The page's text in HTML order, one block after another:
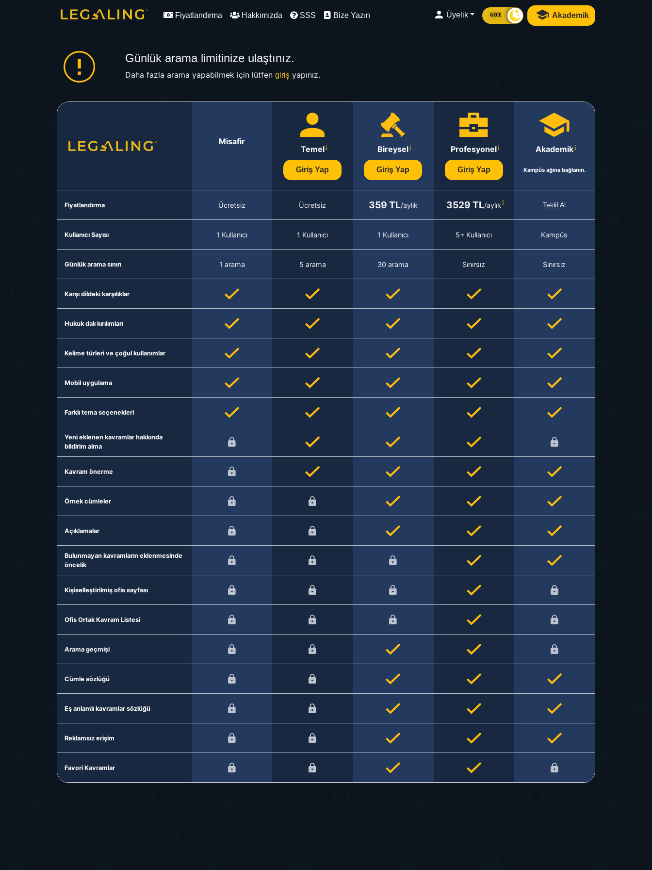
Fiyatlandırma Hakkımızda SSS Bize Yazın Üyelik GECE Akademik
Günlük arama limitinize ulaştınız.
Daha fazla arama yapabilmek için lütfen girişyapınız.
Misafir
Temel
Giriş Yap
Bireysel
Giriş Yap
Profesyonel
Giriş Yap
Akademik
Kampüs ağına bağlanın.
Fiyatlandırma Ücretsiz Ücretsiz 359 TL/aylık 3529 TL/aylık Teklif Al
Kullanıcı Sayısı 1 Kullanıcı 1 Kullanıcı 1 Kullanıcı 5+ Kullanıcı Kampüs
Günlük arama sınırı 1 arama 5 arama 30 arama Sınırsız Sınırsız
Karşı dildeki karşılıklar
Hukuk dalı kırılımları
Kelime türleri ve çoğul kullanımlar
Mobil uygulama
Farklı tema seçenekleri
Yeni eklenen kavramlar hakkında
bildirim alma
Kavram önerme
Örnek cümleler
Açıklamalar
Bulunmayan kavramların eklenmesinde
öncelik
Kişiselleştirilmiş ofis sayfası
Ofis Ortak Kavram Listesi
Arama geçmişi
Cümle sözlüğü
Eş anlamlı kavramlar sözlüğü
Reklamsız erişim
Favori Kavramlar